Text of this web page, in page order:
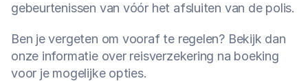
gebeurtenissen van vóór het afsluiten van de polis.
Ben je vergeten om vooraf te regelen? Bekijk dan
onze informatie over reisverzekering na boeking
voor je mogelijke opties.